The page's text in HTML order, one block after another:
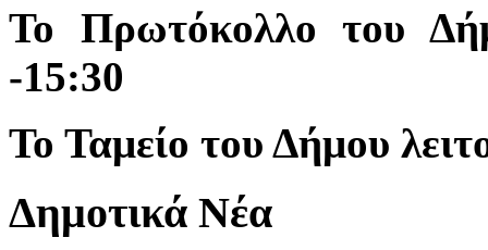
Το Πρωτόκολλο του
-15:30
Το Ταμείο του Δήμου
Δημοτικά Νέα